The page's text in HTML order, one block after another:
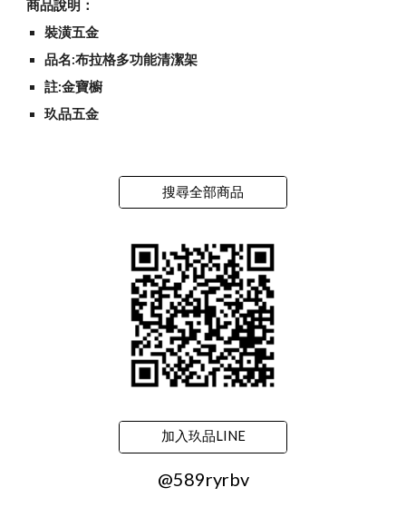
商品說明：
裝潢五金
品名:布拉格多功能清潔架
註:金寶櫥
玖品五金
搜尋全部商品
加入玖品LINE
@589ryrbv